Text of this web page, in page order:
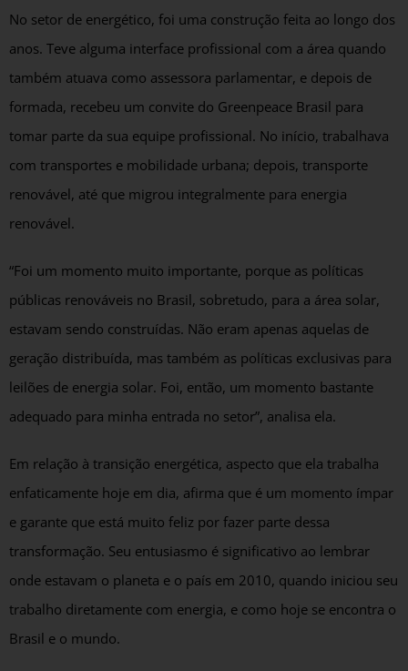
No setor de energético, foi uma construção feita ao longo dos
anos. Teve alguma interface profissional com a área quando
também atuava como assessora parlamentar, e depois de
formada, recebeu um convite do Greenpeace Brasil para
tomar parte da sua equipe profissional. No início, trabalhava
com transportes e mobilidade urbana; depois, transporte
renovável, até que migrou integralmente para energia
renovável.
“Foi um momento muito importante, porque as políticas
públicas renováveis no Brasil, sobretudo, para a área solar,
estavam sendo construídas. Não eram apenas aquelas de
geração distribuída, mas também as políticas exclusivas para
leilões de energia solar. Foi, então, um momento bastante
adequado para minha entrada no setor”, analisa ela.
Em relação à transição energética, aspecto que ela trabalha
enfaticamente hoje em dia, afirma que é um momento ímpar
e garante que está muito feliz por fazer parte dessa
transformação. Seu entusiasmo é significativo ao lembrar
onde estavam o planeta e o país em 2010, quando iniciou seu
trabalho diretamente com energia, e como hoje se encontra o
Brasil e o mundo.